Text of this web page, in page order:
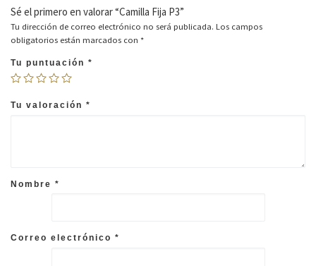
Sé el primero en valorar “Camilla Fija P3”
Tu dirección de correo electrónico no será publicada. Los campos
obligatorios están marcados con *
Tu puntuación *
Tu valoración *
Nombre *
Correo electrónico *